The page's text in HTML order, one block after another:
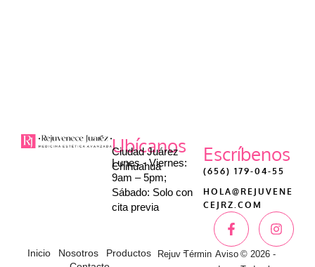
Ubícanos
Ciudad Juárez
Chihuahua
Lunes - Viernes:
9am – 5pm;
Sábado: Solo con
cita previa
Escríbenos
(656) 179-04-55
HOLA@REJUVENE
CEJRZ.COM
Inicio Nosotros
Productos
Rejuv -Términ Aviso © 2026 -